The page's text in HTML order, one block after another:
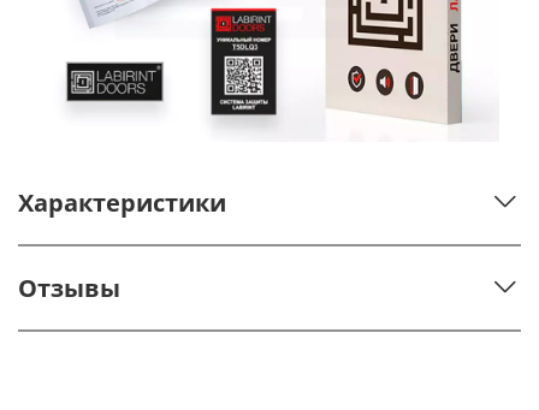
Характеристики
Отзывы